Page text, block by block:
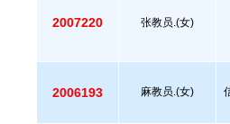
2007220 张教员.(女)
2006193 麻教员.(女)